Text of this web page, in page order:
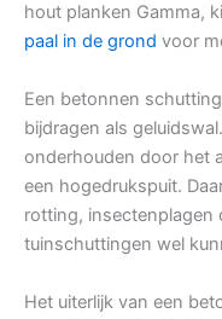
hout planken Gamma,
paal in de grond voor
Een betonnen
bijdragen als
onderhouden door het
een hogedrukspuit.
rotting, insectenplagen
tuinschuttingen wel
Het uiterlijk van een